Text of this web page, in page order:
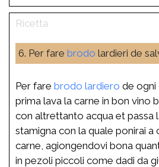
6. Per fare brodo lardieri de
Per fare brodo lardiero de ogni
prima lava la carne in bon vino
con altrettanto acqua et passa
stamigna con la quale ponirai a
carne, agiongendovi bona
in pezoli piccoli come dadi da